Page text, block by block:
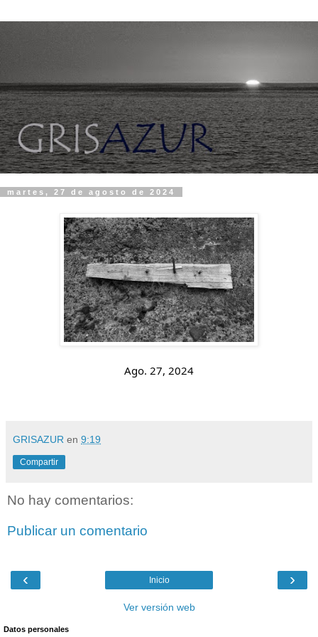
martes, 27 de agosto de 2024
Ago. 27, 2024
GRISAZUR en 9:19
Compartir
No hay comentarios:
Publicar un comentario
‹ ›
Inicio
Ver versión web
Datos personales